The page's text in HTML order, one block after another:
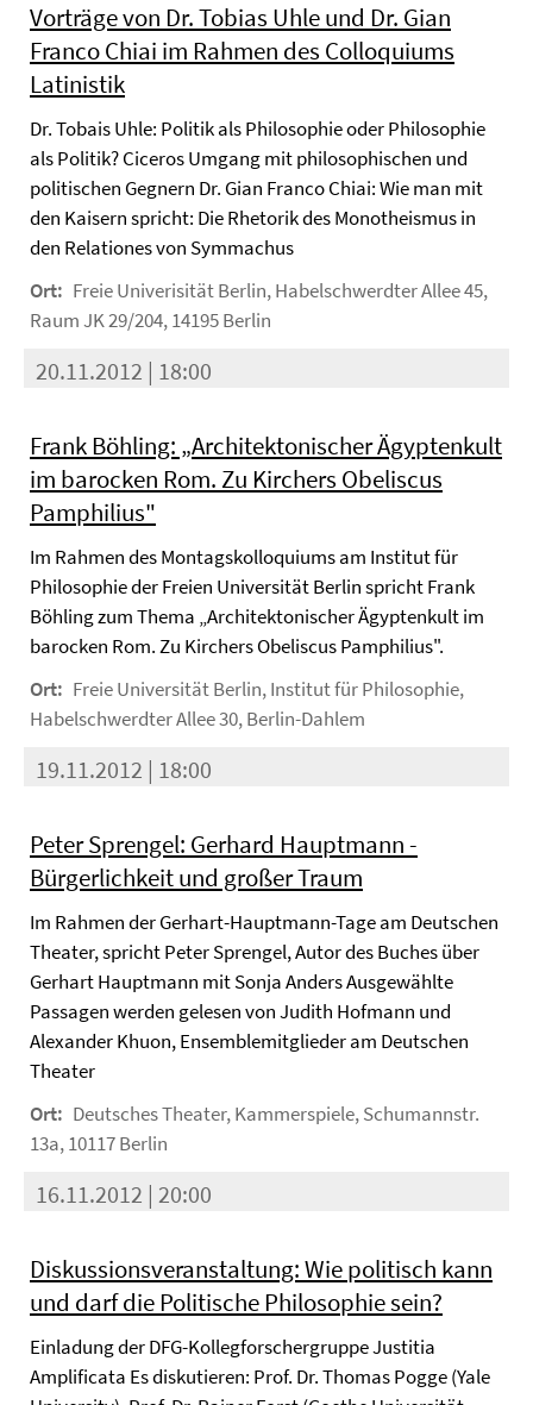
Vorträge von Dr. Tobias Uhle und Dr. Gian
Franco Chiai im Rahmen des Colloquiums
Latinistik
Dr. Tobais Uhle: Politik als Philosophie oder Philosophie
als Politik? Ciceros Umgang mit philosophischen und
politischen Gegnern Dr. Gian Franco Chiai: Wie man mit
den Kaisern spricht: Die Rhetorik des Monotheismus in
den Relationes von Symmachus
Ort: Freie Univerisität Berlin, Habelschwerdter Allee 45,
Raum JK 29/204, 14195 Berlin
20.11.2012 | 18:00
Frank Böhling: „Architektonischer Ägyptenkult
im barocken Rom. Zu Kirchers Obeliscus
Pamphilius"
Im Rahmen des Montagskolloquiums am Institut für
Philosophie der Freien Universität Berlin spricht Frank
Böhling zum Thema „Architektonischer Ägyptenkult im
barocken Rom. Zu Kirchers Obeliscus Pamphilius".
Ort: Freie Universität Berlin, Institut für Philosophie,
Habelschwerdter Allee 30, Berlin-Dahlem
19.11.2012 | 18:00
Peter Sprengel: Gerhard Hauptmann -
Bürgerlichkeit und großer Traum
Im Rahmen der Gerhart-Hauptmann-Tage am Deutschen
Theater, spricht Peter Sprengel, Autor des Buches über
Gerhart Hauptmann mit Sonja Anders Ausgewählte
Passagen werden gelesen von Judith Hofmann und
Alexander Khuon, Ensemblemitglieder am Deutschen
Theater
Ort: Deutsches Theater, Kammerspiele, Schumannstr.
13a, 10117 Berlin
16.11.2012 | 20:00
Diskussionsveranstaltung: Wie politisch kann
und darf die Politische Philosophie sein?
Einladung der DFG-Kollegforschergruppe Justitia
Amplificata Es diskutieren: Prof. Dr. Thomas Pogge (Yale